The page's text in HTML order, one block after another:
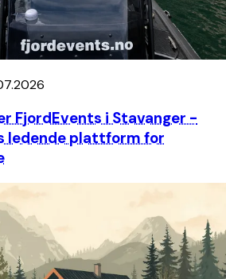
FjordEvents i Stavanger -
ledende plattform for